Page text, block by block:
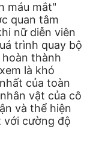
máu mắt"
quan tâm
nữ diễn viên
trình quay bộ
hoàn thành
là khó
của toàn
vật của cô
và thể hiện
với cường độ